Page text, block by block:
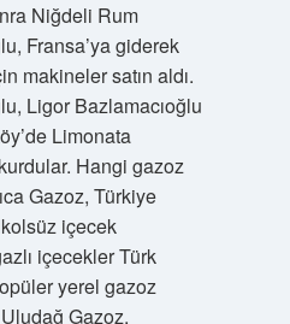
Niğdeli Rum
Fransa’ya giderek
makineler satın aldı.
Ligor Bazlamacıoğlu
Limonata
Hangi gazoz
Gazoz, Türkiye
içecek
içecekler Türk
yerel gazoz
Gazoz,